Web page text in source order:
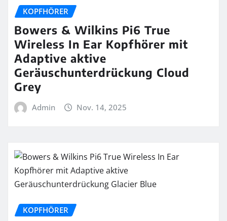
KOPFHÖRER
Bowers & Wilkins Pi6 True
Wireless In Ear Kopfhörer mit
Adaptive aktive
Geräuschunterdrückung Cloud
Grey
Admin Nov. 14, 2025
KOPFHÖRER